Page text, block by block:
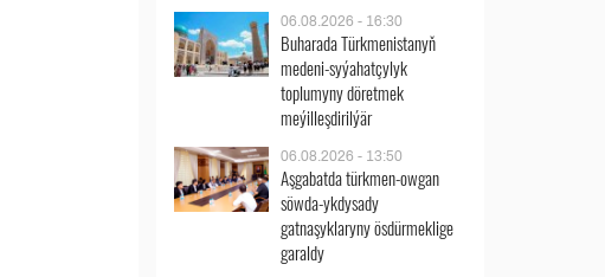
06.08.2026 - 16:30
Buharada Türkmenistanyň
medeni-syýahatçylyk
toplumyny döretmek
meýilleşdirilýär
06.08.2026 - 13:50
Aşgabatda türkmen-owgan
söwda-ykdysady
gatnaşyklaryny ösdürmeklige
garaldy